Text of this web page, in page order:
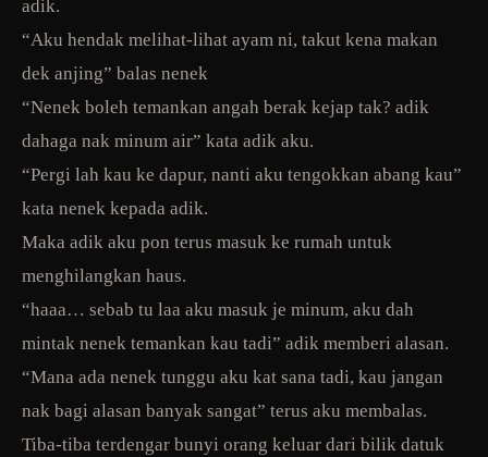
adik.
“Aku hendak melihat-lihat ayam ni, takut kena makan
dek anjing” balas nenek
“Nenek boleh temankan angah berak kejap tak? adik
dahaga nak minum air” kata adik aku.
“Pergi lah kau ke dapur, nanti aku tengokkan abang kau”
kata nenek kepada adik.
Maka adik aku pon terus masuk ke rumah untuk
menghilangkan haus.
“haaa… sebab tu laa aku masuk je minum, aku dah
mintak nenek temankan kau tadi” adik memberi alasan.
“Mana ada nenek tunggu aku kat sana tadi, kau jangan
nak bagi alasan banyak sangat” terus aku membalas.
Tiba-tiba terdengar bunyi orang keluar dari bilik datuk